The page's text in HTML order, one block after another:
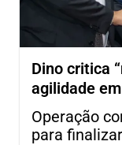
Dino critica
agilidade
Operação
para